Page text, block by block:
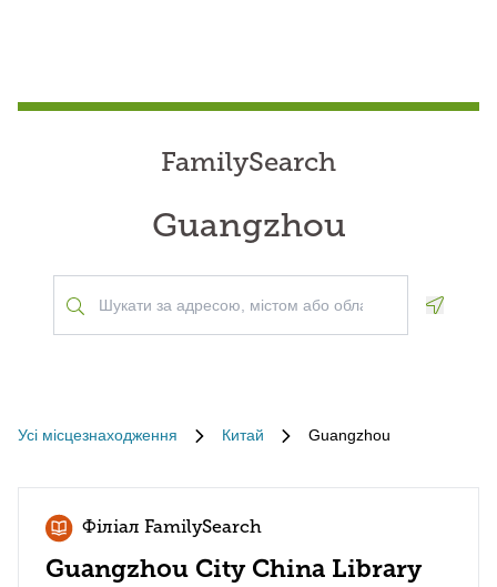
FamilySearch
Guangzhou
Усі місцезнаходження Китай Guangzhou
Філіал FamilySearch
Guangzhou City China Library